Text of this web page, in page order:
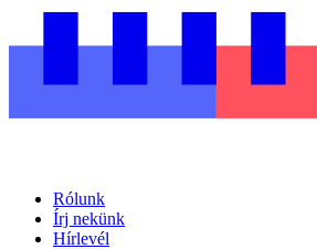
Rólunk
Írj nekünk
Hírlevél